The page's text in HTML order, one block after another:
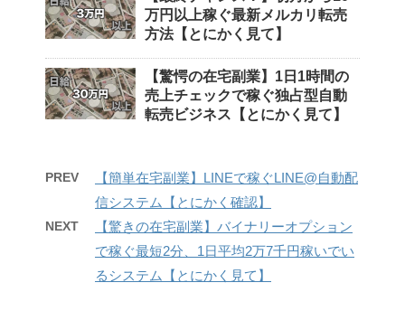
万円以上稼ぐ最新メルカリ転売
方法【とにかく見て】
【驚愕の在宅副業】1日1時間の
売上チェックで稼ぐ独占型自動
転売ビジネス【とにかく見て】
PREV
【簡単在宅副業】LINEで稼ぐLINE@自動配
信システム【とにかく確認】
NEXT
【驚きの在宅副業】バイナリーオプション
で稼ぐ最短2分、1日平均2万7千円稼いでい
るシステム【とにかく見て】